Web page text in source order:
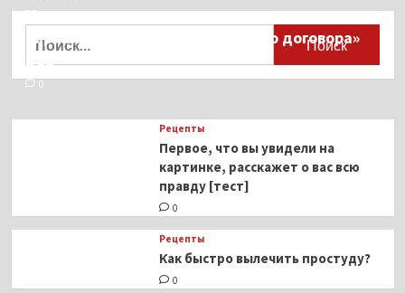
Гвардии
точным
ударом
уничтожил
Миллионы японцев восстают против
тиранического «Пандемического договора»
ВОЗ
0
Рецепты
Первое, что вы увидели на
картинке, расскажет о вас всю
правду [тест]
0
Рецепты
Как быстро вылечить простуду?
0